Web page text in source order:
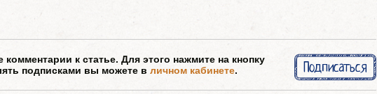
Подписаться
к статье. Для этого нажмите на кнопку
подписками вы можете в личном кабинете.